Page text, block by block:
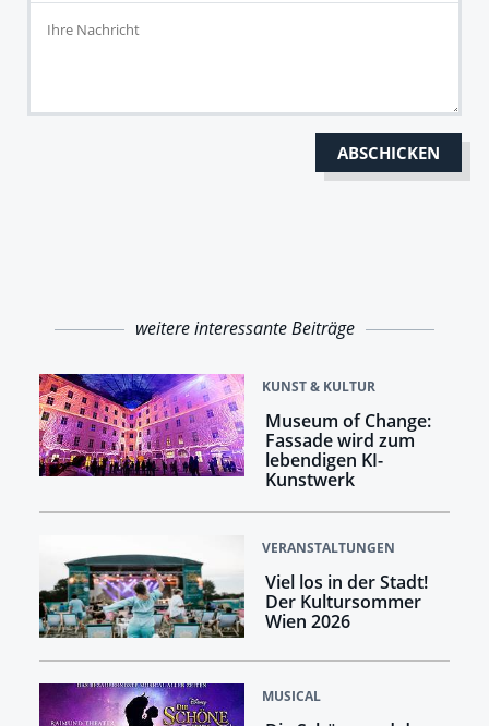
weitere interessante Beiträge
KUNST & KULTUR
Museum of Change:
Fassade wird zum
lebendigen KI-
Kunstwerk
VERANSTALTUNGEN
Viel los in der Stadt!
Der Kultursommer
Wien 2026
MUSICAL